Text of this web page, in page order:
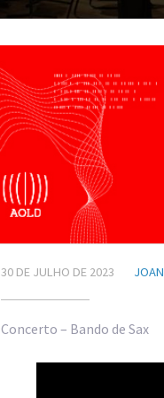
30 DE JULHO DE 2023
Concerto – Bando de Sax